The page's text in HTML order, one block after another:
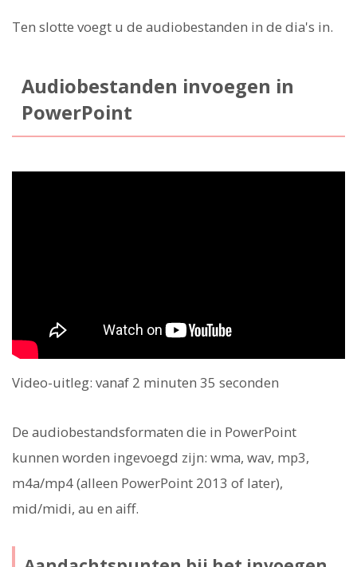
Ten slotte voegt u de audiobestanden in de dia's in.
Audiobestanden invoegen in
PowerPoint
Video-uitleg: vanaf 2 minuten 35 seconden
De audiobestandsformaten die in PowerPoint
kunnen worden ingevoegd zijn: wma, wav, mp3,
m4a/mp4 (alleen PowerPoint 2013 of later),
mid/midi, au en aiff.